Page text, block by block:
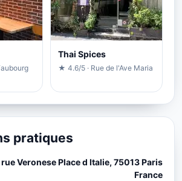
Thai Spices
★ 4.6/5 · Rue de l'Ave Maria
pratiques
rue Veronese Place d Italie, 75013 Paris
France